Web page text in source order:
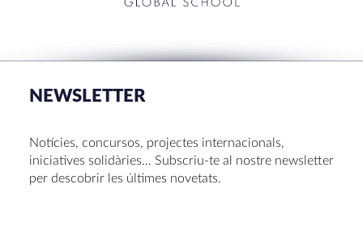
La Mostra d’Arts 2026
Congrés UNIV 2026
Oficis de Setmana Santa 2025
Premi al Pessebre d’Infantil 2024
NEWSLETTER
Notícies, concursos, projectes internacionals,
iniciatives solidàries… Subscriu-te al nostre newsletter
per descobrir les últimes novetats.